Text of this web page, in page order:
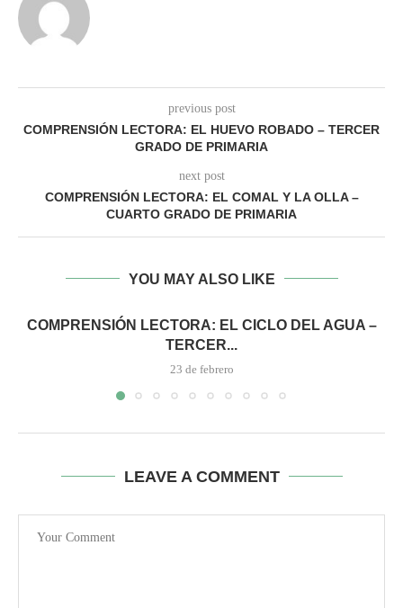
previous post
COMPRENSIÓN LECTORA: EL HUEVO ROBADO – TERCER
GRADO DE PRIMARIA
next post
COMPRENSIÓN LECTORA: EL COMAL Y LA OLLA –
CUARTO GRADO DE PRIMARIA
YOU MAY ALSO LIKE
COMPRENSIÓN LECTORA: EL CICLO DEL AGUA –
TERCER...
23 de febrero
LEAVE A COMMENT